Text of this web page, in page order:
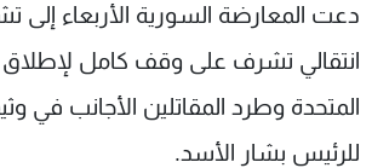
دعت المعارضة السورية الأربعاء إلى
انتقالي تشرف على وقف كامل لإطلاق
المتحدة وطرد المقاتلين الأجانب في
للرئيس بشار الأسد.
عن MTV
الإنـتـاج
لاعلاناتكم
وظائف
تواصل معنا
شروط الإسـتخدام